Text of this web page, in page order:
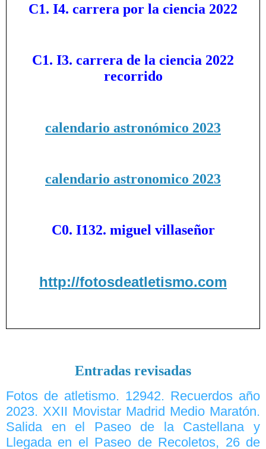
C1. I4. carrera por la ciencia 2022
C1. I3. carrera de la ciencia 2022
recorrido
calendario astronómico 2023
calendario astronomico 2023
C0. I132. miguel villaseñor
http://fotosdeatletismo.com
Entradas revisadas
Fotos de atletismo. 12942. Recuerdos año
2023. XXII Movistar Madrid Medio Maratón.
Salida en el Paseo de la Castellana y
Llegada en el Paseo de Recoletos, 26 de